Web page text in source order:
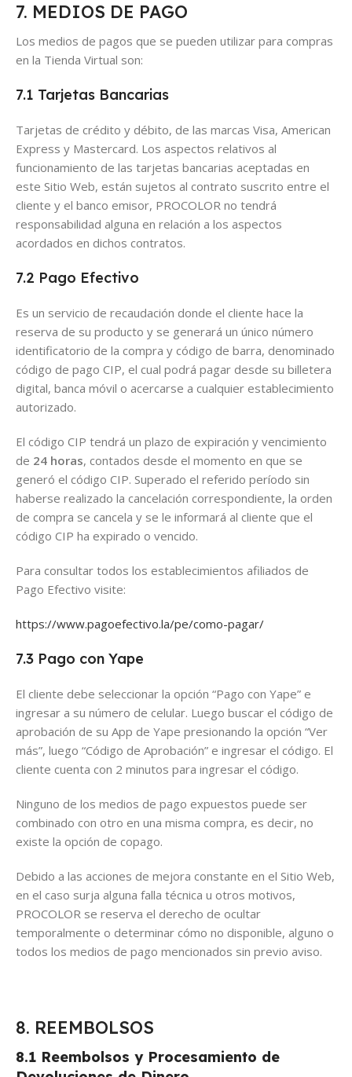
7. MEDIOS DE PAGO
Los medios de pagos que se pueden utilizar para compras
en la Tienda Virtual son:
7.1 Tarjetas Bancarias
Tarjetas de crédito y débito, de las marcas Visa, American
Express y Mastercard. Los aspectos relativos al
funcionamiento de las tarjetas bancarias aceptadas en
este Sitio Web, están sujetos al contrato suscrito entre el
cliente y el banco emisor, PROCOLOR no tendrá
responsabilidad alguna en relación a los aspectos
acordados en dichos contratos.
7.2 Pago Efectivo
Es un servicio de recaudación donde el cliente hace la
reserva de su producto y se generará un único número
identificatorio de la compra y código de barra, denominado
código de pago CIP, el cual podrá pagar desde su billetera
digital, banca móvil o acercarse a cualquier establecimiento
autorizado.
El código CIP tendrá un plazo de expiración y vencimiento
de 24 horas, contados desde el momento en que se
generó el código CIP. Superado el referido período sin
haberse realizado la cancelación correspondiente, la orden
de compra se cancela y se le informará al cliente que el
código CIP ha expirado o vencido.
Para consultar todos los establecimientos afiliados de
Pago Efectivo visite:
https://www.pagoefectivo.la/pe/como-pagar/
7.3 Pago con Yape
El cliente debe seleccionar la opción “Pago con Yape” e
ingresar a su número de celular. Luego buscar el código de
aprobación de su App de Yape presionando la opción “Ver
más”, luego “Código de Aprobación” e ingresar el código. El
cliente cuenta con 2 minutos para ingresar el código.
Ninguno de los medios de pago expuestos puede ser
combinado con otro en una misma compra, es decir, no
existe la opción de copago.
Debido a las acciones de mejora constante en el Sitio Web,
en el caso surja alguna falla técnica u otros motivos,
PROCOLOR se reserva el derecho de ocultar
temporalmente o determinar cómo no disponible, alguno o
todos los medios de pago mencionados sin previo aviso.
8. REEMBOLSOS
8.1 Reembolsos y Procesamiento de